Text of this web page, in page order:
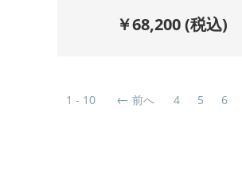
￥68,200(税込)
1 - 10 前へ 4 5 6